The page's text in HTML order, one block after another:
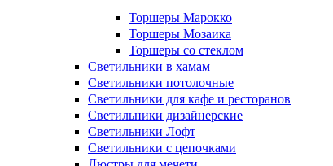
Торшеры Марокко
Торшеры Мозаика
Торшеры со стеклом
Светильники в хамам
Светильники потолочные
Светильники для кафе и ресторанов
Светильники дизайнерские
Светильники Лофт
Светильники с цепочками